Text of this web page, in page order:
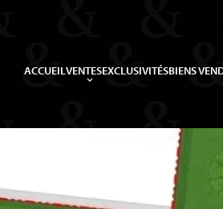
ACCUEILVENTESEXCLUSIVITÉSBIENS